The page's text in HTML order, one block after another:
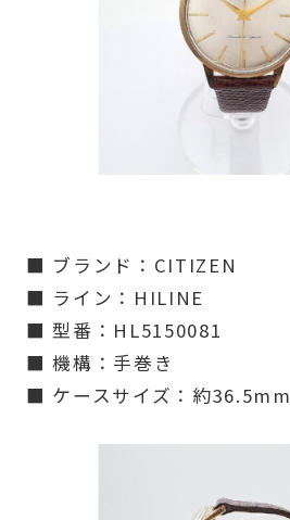
■ ブランド：CITIZEN
■ ライン：HILINE
■ 型番：HL5150081
■ 機構：手巻き
■ ケースサイズ：約36.5mm